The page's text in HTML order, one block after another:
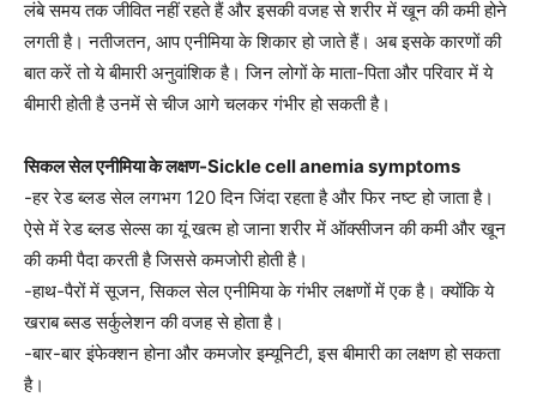
लंबे समय तक जीवित नहीं रहते हैं और इसकी वजह से शरीर में खून की कमी होने
लगती है। नतीजतन, आप एनीमिया के शिकार हो जाते हैं। अब इसके कारणों की
बात करें तो ये बीमारी अनुवांशिक है। जिन लोगों के माता-पिता और परिवार में ये
बीमारी होती है उनमें से चीज आगे चलकर गंभीर हो सकती है।
सिकल सेल एनीमिया के लक्षण-Sickle cell anemia symptoms
-हर रेड ब्लड सेल लगभग 120 दिन जिंदा रहता है और फिर नष्ट हो जाता है।
ऐसे में रेड ब्लड सेल्स का यूं खत्म हो जाना शरीर में ऑक्सीजन की कमी और खून
की कमी पैदा करती है जिससे कमजोरी होती है।
-हाथ-पैरों में सूजन, सिकल सेल एनीमिया के गंभीर लक्षणों में एक है। क्योंकि ये
खराब ब्सड सर्कुलेशन की वजह से होता है।
-बार-बार इंफेक्शन होना और कमजोर इम्यूनिटी, इस बीमारी का लक्षण हो सकता
है।